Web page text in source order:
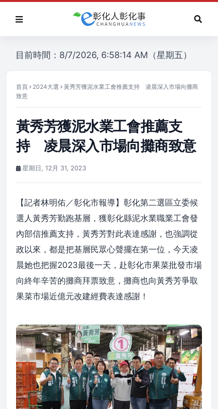
目前時間：8/7/2026, 6:58:14 AM（星期五）
首頁 2024大選
黃秀芳獲泥水業工會推薦支持 凌晨深入市場向攤商
致意
黃秀芳獲泥水業工會推薦支
持 凌晨深入市場向攤商致意
星期日, 12月 31, 2023
【記者林明佑／彰化市報導】彰化第二選區立委候
選人黃秀芳勤跑基層，獲彰化縣泥水業職業工會發
內部信推薦支持，黃秀芳對此表達感謝，也強調從
政以來，都是把基層民眾心聲擺在第一位，今天凌
晨她也把握2023最後一天，赴彰化市果菜批發市場
向終年辛苦的攤商拜票致意，攤商也向黃秀芳爭取
果菜市場近億元改建經費表達感謝！